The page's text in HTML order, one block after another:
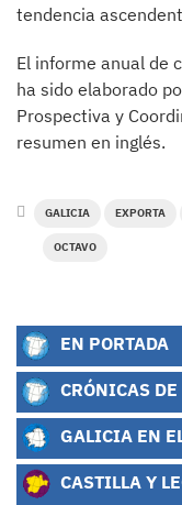
tendencia
El informe anual de
ha sido elaborado
Prospectiva y
resumen en inglés.
GALICIA EXPORTA
OCTAVO
EN PORTADA
CRÓNICAS
GALICIA EN
CASTILLA Y